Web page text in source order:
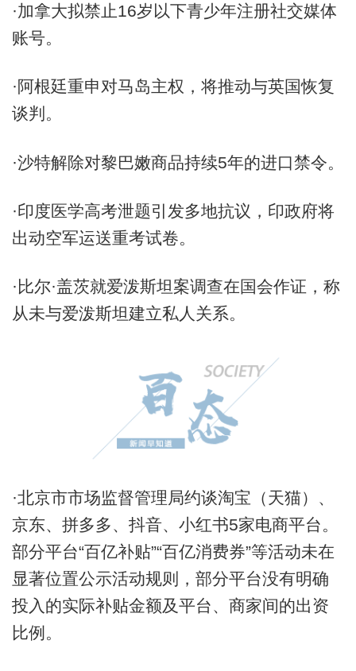
·加拿大拟禁止16岁以下青少年注册社交媒体
账号。
·阿根廷重申对马岛主权，将推动与英国恢复
谈判。
·沙特解除对黎巴嫩商品持续5年的进口禁令。
·印度医学高考泄题引发多地抗议，印政府将
出动空军运送重考试卷。
·比尔·盖茨就爱泼斯坦案调查在国会作证，称
从未与爱泼斯坦建立私人关系。
·北京市市场监督管理局约谈淘宝（天猫）、
京东、拼多多、抖音、小红书5家电商平台。
部分平台“百亿补贴”“百亿消费券”等活动未在
显著位置公示活动规则，部分平台没有明确
投入的实际补贴金额及平台、商家间的出资
比例。